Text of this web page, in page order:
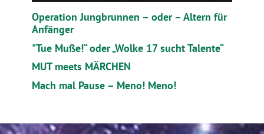
Operation Jungbrunnen – oder – Altern für
Anfänger
"Tue Muße!“ oder „Wolke 17 sucht Talente“
MUT meets MÄRCHEN
Mach mal Pause – Meno! Meno!